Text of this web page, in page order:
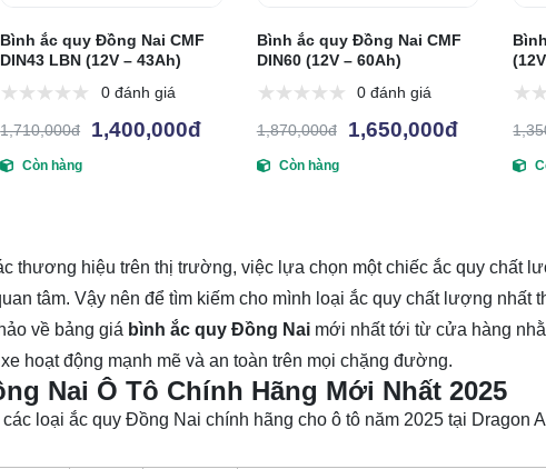
Bình ắc quy Đồng Nai CMF
DIN43 LBN (12V – 43Ah)
0 đánh giá
1,710,000đ 1,400,000đ
Còn hàng
Bình ắc quy Đồng Nai CMF
DIN60 (12V – 60Ah)
0 đánh giá
1,870,000đ 1,650,000đ
Còn hàng
thương hiệu trên thị trường, việc lựa chọn một chiếc ắc quy chất
tâm. Vậy nên để tìm kiếm cho mình loại ắc quy chất lượng nhất
về bảng giá bình ắc quy Đồng Naimới nhất tới từ cửa hàng
hoạt động mạnh mẽ và an toàn trên mọi chặng đường.
Nai Ô Tô Chính Hãng Mới Nhất 2025
loại ắc quy Đồng Nai chính hãng cho ô tô năm 2025 tại Dragon